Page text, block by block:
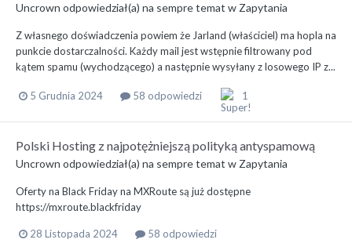
Uncrown odpowiedział(a) na sempretemat w Zapytania
Z własnego doświadczenia powiem że Jarland (właściciel) ma hopla na
punkcie dostarczalności. Każdy mail jest wstępnie filtrowany pod
kątem spamu (wychodzącego) a następnie wysyłany z losowego IP z...
5 Grudnia 2024 58 odpowiedzi 1
Polski Hosting z najpotężniejszą polityką antyspamową
Uncrown odpowiedział(a) na sempretemat w Zapytania
Oferty na Black Friday na MXRoute są już dostępne
https://mxroute.blackfriday
28 Listopada 2024 58 odpowiedzi